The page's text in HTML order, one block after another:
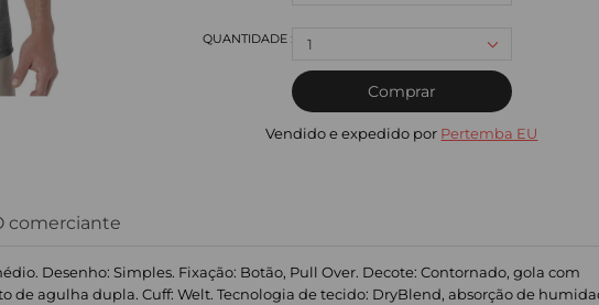
1
Comprar
Vendido e expedido por Pertemba EU
comerciante
Desenho: Simples. Fixação: Botão, Pull Over. Decote: Contornado, gola com
de agulha dupla. Cuff: Welt. Tecnologia de tecido: DryBlend, absorção de